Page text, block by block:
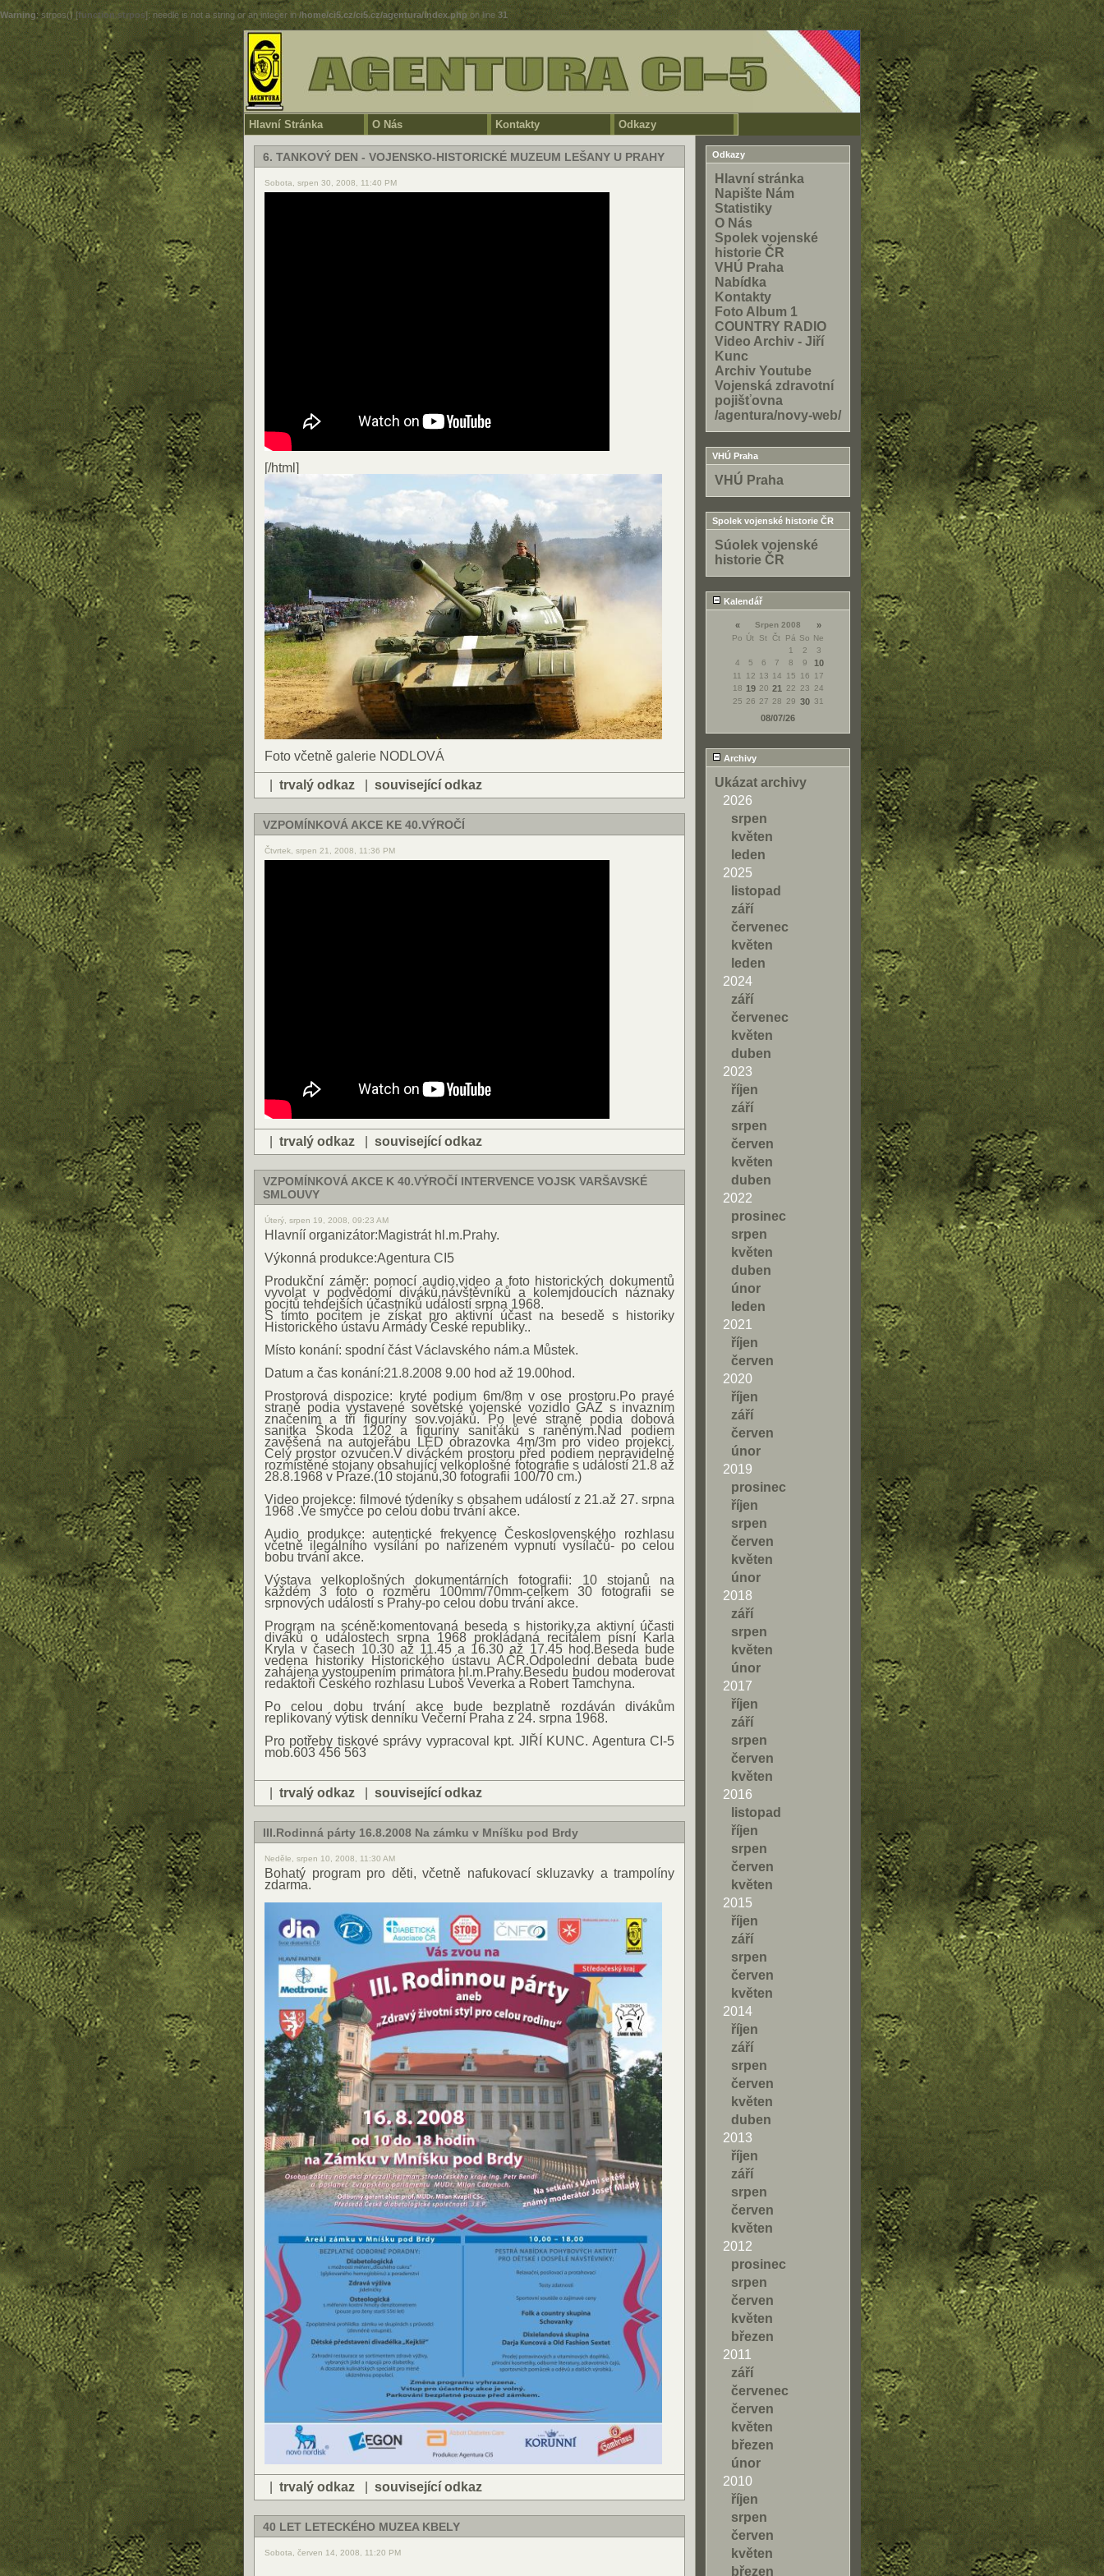
Warning: strpos() [function.strpos]: needle is not a string or an integer in/home/ci5.cz/ci5.cz/agentura/index.php on line31
Hlavní Stránka O Nás Kontakty Odkazy
6. TANKOVÝ DEN - VOJENSKO-HISTORICKÉ MUZEUM LEŠANY U PRAHY
Sobota, srpen 30, 2008, 11:40 PM
[/html]
Foto včetně galerie NODLOVÁ
trvalý odkaz související odkaz
VZPOMÍNKOVÁ AKCE KE 40.VÝROČÍ
Čtvrtek, srpen 21, 2008, 11:36 PM
trvalý odkaz související odkaz
VZPOMÍNKOVÁ AKCE K 40.VÝROČÍ INTERVENCE VOJSK VARŠAVSKÉ
SMLOUVY
Úterý, srpen 19, 2008, 09:23 AM
Hlavníí organizátor:Magistrát hl.m.Prahy.
Výkonná produkce:Agentura CI5
Produkční záměr: pomocí audio,video a foto historických dokumentů
vyvolat v podvědomí diváků,návštěvníků a kolemjdoucích náznaky
pocitů tehdejších účastníků událostí srpna 1968.
S tímto pocitem je získat pro aktivní účast na besedě s historiky
Historického ústavu Armády České republiky..
Místo konání: spodní část Václavského nám.a Můstek.
Datum a čas konání:21.8.2008 9.00 hod až 19.00hod.
Prostorová dispozice: kryté podium 6m/8m v ose prostoru.Po pravé
straně podia vystavené sovětské vojenské vozidlo GAZ s invazním
značením a tři figuríny sov.vojáků. Po levé straně podia dobová
sanitka Škoda 1202 a figuríny saniťáků s raněným.Nad podiem
zavěšená na autojeřábu LED obrazovka 4m/3m pro video projekci.
Celý prostor ozvučen.V diváckém prostoru před podiem nepravidelně
rozmístěné stojany obsahující velkoplošné fotografie s událostí 21.8 až
28.8.1968 v Praze.(10 stojanů,30 fotografii 100/70 cm.)
Video projekce: filmové týdeníky s obsahem událostí z 21.až 27. srpna
1968 .Ve smyčce po celou dobu trvání akce.
Audio produkce: autentické frekvence Československého rozhlasu
včetně ilegálního vysílání po nařízeném vypnutí vysílačů- po celou
bobu trvání akce.
Výstava velkoplošných dokumentárních fotografii: 10 stojanů na
každém 3 foto o rozměru 100mm/70mm-celkem 30 fotografii se
srpnových událostí s Prahy-po celou dobu trvání akce.
Program na scéně:komentovaná beseda s historiky,za aktivní účasti
diváků o událostech srpna 1968 prokládaná recitálem písní Karla
Kryla v časech 10.30 až 11.45 a 16.30 až 17.45 hod.Beseda bude
vedena historiky Historického ústavu AČR.Odpolední debata bude
zahájena vystoupením primátora hl.m.Prahy.Besedu budou moderovat
redaktoři Českého rozhlasu Luboš Veverka a Robert Tamchyna.
Po celou dobu trvání akce bude bezplatně rozdáván divákům
replikovaný výtisk denníku Večerní Praha z 24. srpna 1968.
Pro potřeby tiskové správy vypracoval kpt. JIŘÍ KUNC. Agentura CI-5
mob.603 456 563
trvalý odkaz související odkaz
III.Rodinná párty 16.8.2008 Na zámku v Mníšku pod Brdy
Neděle, srpen 10, 2008, 11:30 AM
Bohatý program pro děti, včetně nafukovací skluzavky a trampolíny
zdarma.
trvalý odkaz související odkaz
40 LET LETECKÉHO MUZEA KBELY
Sobota, červen 14, 2008, 11:20 PM
Odkazy
Hlavní stránka
Napište Nám
Statistiky
O Nás
Spolek vojenské
historie ČR
VHÚ Praha
Nabídka
Kontakty
Foto Album 1
COUNTRY RADIO
Video Archiv - Jiří
Kunc
Archiv Youtube
Vojenská zdravotní
pojišťovna
/agentura/novy-web/
VHÚ Praha
VHÚ Praha
Spolek vojenské historie ČR
Súolek vojenské
historie ČR
Kalendář
« Srpen 2008 »
Po Út St Čt Pá So Ne
1
2
3
4
5 6 7 8 9 10
11 12 13 14 15 16
17
18 19 20 21 22 23
24
25 26 27 28 29 30 31
08/07/26
Archivy
Ukázat archivy
2026
srpen
květen
leden
2025
listopad
září
červenec
květen
leden
2024
září
červenec
květen
duben
2023
říjen
září
srpen
červen
květen
duben
2022
prosinec
srpen
květen
duben
únor
leden
2021
říjen
červen
2020
říjen
září
červen
únor
2019
prosinec
říjen
srpen
červen
květen
únor
2018
září
srpen
květen
únor
2017
říjen
září
srpen
červen
květen
2016
listopad
říjen
srpen
červen
květen
2015
říjen
září
srpen
červen
květen
2014
říjen
září
srpen
červen
květen
duben
2013
říjen
září
srpen
červen
květen
2012
prosinec
srpen
červen
květen
březen
2011
září
červenec
červen
květen
březen
únor
2010
říjen
srpen
červen
květen
březen